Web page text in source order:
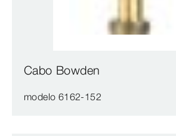
Cabo Bowden
modelo 6162-152